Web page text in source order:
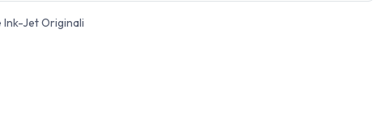
Ink-Jet Originali